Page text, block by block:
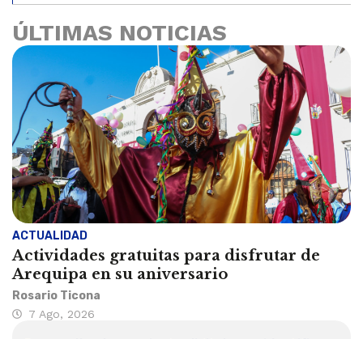
ÚLTIMAS NOTICIAS
ACTUALIDAD
Actividades gratuitas para disfrutar de
Arequipa en su aniversario
Rosario Ticona
7 Ago, 2026